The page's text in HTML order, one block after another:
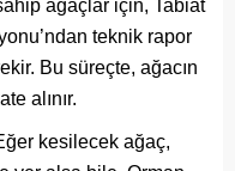
ağaçlar için, Tabiat
teknik rapor
Bu süreçte, ağacın
alınır.
kesilecek ağaç,